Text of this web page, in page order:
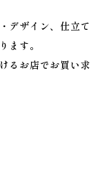
デザイン、仕立て
ます。
るお店でお買い求